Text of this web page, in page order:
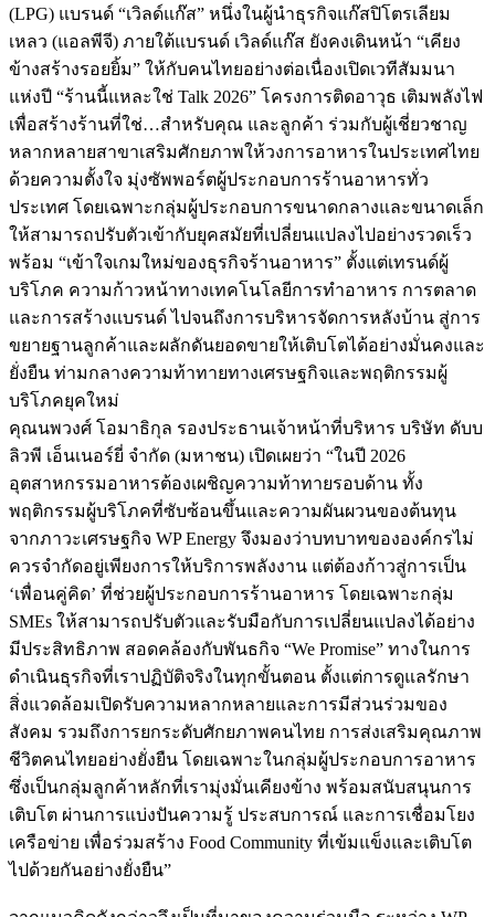
(LPG) แบรนด์ “เวิลด์แก๊ส” หนึ่งในผู้นำธุรกิจแก๊สปิโตรเลียม
เหลว (แอลพีจี) ภายใต้แบรนด์ เวิลด์แก๊ส ยังคงเดินหน้า “เคียง
ข้างสร้างรอยยิ้ม” ให้กับคนไทยอย่างต่อเนื่องเปิดเวทีสัมมนา
แห่งปี “ร้านนี้แหละใช่ Talk 2026” โครงการติดอาวุธ เติมพลังไฟ
เพื่อสร้างร้านที่ใช่…สำหรับคุณ และลูกค้า ร่วมกับผู้เชี่ยวชาญ
หลากหลายสาขาเสริมศักยภาพให้วงการอาหารในประเทศไทย
ด้วยความตั้งใจ มุ่งซัพพอร์ตผู้ประกอบการร้านอาหารทั่ว
ประเทศ โดยเฉพาะกลุ่มผู้ประกอบการขนาดกลางและขนาดเล็ก
ให้สามารถปรับตัวเข้ากับยุคสมัยที่เปลี่ยนแปลงไปอย่างรวดเร็ว
พร้อม “เข้าใจเกมใหม่ของธุรกิจร้านอาหาร” ตั้งแต่เทรนด์ผู้
บริโภค ความก้าวหน้าทางเทคโนโลยีการทำอาหาร การตลาด
และการสร้างแบรนด์ ไปจนถึงการบริหารจัดการหลังบ้าน สู่การ
ขยายฐานลูกค้าและผลักดันยอดขายให้เติบโตได้อย่างมั่นคงและ
ยั่งยืน ท่ามกลางความท้าทายทางเศรษฐกิจและพฤติกรรมผู้
บริโภคยุคใหม่
คุณนพวงศ์ โอมาธิกุล รองประธานเจ้าหน้าที่บริหาร บริษัท ดับบ
ลิวพี เอ็นเนอร์ยี่ จำกัด (มหาชน) เปิดเผยว่า “ในปี 2026
อุตสาหกรรมอาหารต้องเผชิญความท้าทายรอบด้าน ทั้ง
พฤติกรรมผู้บริโภคที่ซับซ้อนขึ้นและความผันผวนของต้นทุน
จากภาวะเศรษฐกิจ WP Energy จึงมองว่าบทบาทขององค์กรไม่
ควรจำกัดอยู่เพียงการให้บริการพลังงาน แต่ต้องก้าวสู่การเป็น
‘เพื่อนคู่คิด’ ที่ช่วยผู้ประกอบการร้านอาหาร โดยเฉพาะกลุ่ม
SMEs ให้สามารถปรับตัวและรับมือกับการเปลี่ยนแปลงได้อย่าง
มีประสิทธิภาพ สอดคล้องกับพันธกิจ “We Promise” ทางในการ
ดำเนินธุรกิจที่เราปฏิบัติจริงในทุกขั้นตอน ตั้งแต่การดูแลรักษา
สิ่งแวดล้อมเปิดรับความหลากหลายและการมีส่วนร่วมของ
สังคม รวมถึงการยกระดับศักยภาพคนไทย การส่งเสริมคุณภาพ
ชีวิตคนไทยอย่างยั่งยืน โดยเฉพาะในกลุ่มผู้ประกอบการอาหาร
ซึ่งเป็นกลุ่มลูกค้าหลักที่เรามุ่งมั่นเคียงข้าง พร้อมสนับสนุนการ
เติบโต ผ่านการแบ่งปันความรู้ ประสบการณ์ และการเชื่อมโยง
เครือข่าย เพื่อร่วมสร้าง Food Community ที่เข้มแข็งและเติบโต
ไปด้วยกันอย่างยั่งยืน”